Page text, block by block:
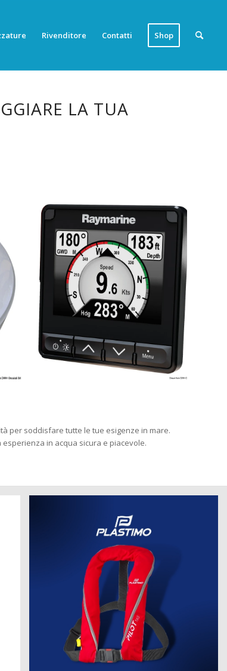
Rivenditore Contatti Shop
LA TUA
per soddisfare tutte le tue esigenze in mare.
in acqua sicura e piacevole.